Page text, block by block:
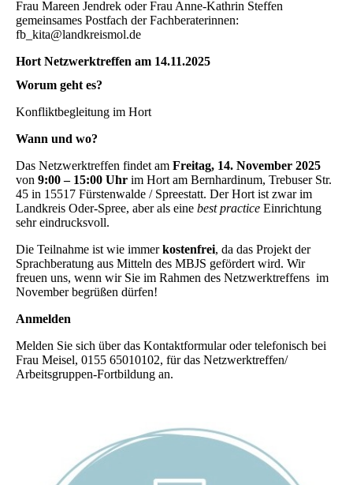
Frau Mareen Jendrek oder Frau Anne-Kathrin Steffen
gemeinsames Postfach der Fachberaterinnen:
fb_kita@landkreismol.de
Hort Netzwerktreffen am 14.11.2025
Worum geht es?
Konfliktbegleitung im Hort
Wann und wo?
Das Netzwerktreffen findet am Freitag, 14. November 2025
von 9:00 – 15:00 Uhr im Hort am Bernhardinum, Trebuser Str.
45 in 15517 Fürstenwalde / Spreestatt. Der Hort ist zwar im
Landkreis Oder-Spree, aber als eine best practice Einrichtung
sehr eindrucksvoll.
Die Teilnahme ist wie immerkostenfrei, da das Projekt der
Sprachberatung aus Mitteln des MBJS gefördert wird. Wir
freuen uns, wenn wir Sie im Rahmen des Netzwerktreffens im
November begrüßen dürfen!
Anmelden
Melden Sie sich über das Kontaktformular oder telefonisch bei
Frau Meisel, 0155 65010102, für das Netzwerktreffen/
Arbeitsgruppen-Fortbildung an.